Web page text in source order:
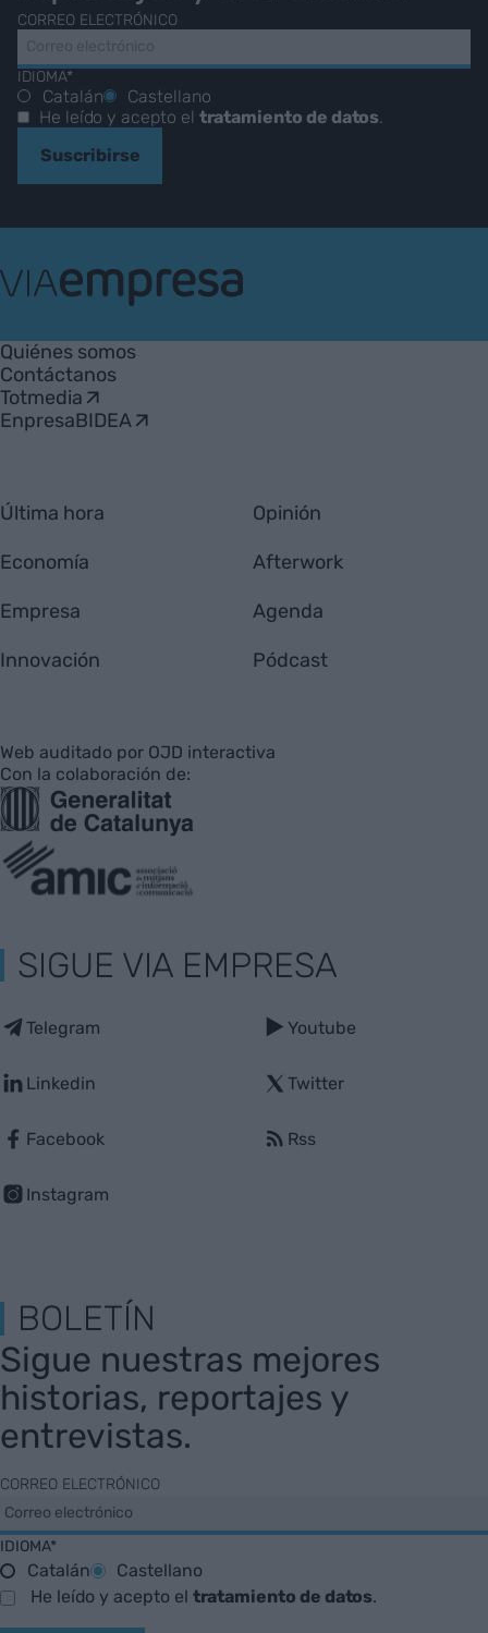
CORREO ELECTRÓNICO
IDIOMA*
Catalán
Castellano
He leído y acepto el tratamiento de datos
Suscribirse
Empresa
Quiénes somos
Contáctanos
Totmedia
EnpresaBIDEA
Última hora
Economía
Empresa
Innovación
Opinión
Afterwork
Agenda
Pódcast
Web auditado por OJD interactiva
Con la colaboración de:
SIGUE VIA EMPRESA
Telegram
Linkedin
Facebook
Instagram
Youtube
Twitter
Rss
BOLETÍN
Sigue nuestras mejores
historias, reportajes y
entrevistas.
CORREO ELECTRÓNICO
IDIOMA*
Catalán
Castellano
He leído y acepto el tratamiento de datos.